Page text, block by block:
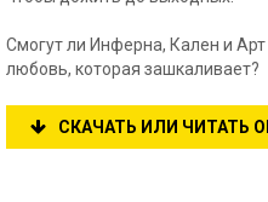
Смогут ли Инферна, Кален и
любовь, которая зашкаливает?
СКАЧАТЬ ИЛИ ЧИТАТЬ